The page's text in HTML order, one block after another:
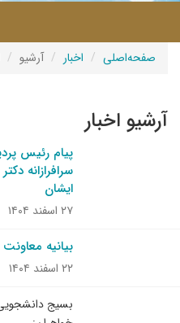
صفحه‌اصلی اخبار آرشیو
آرشیو اخبار
پیام رئیس
سرافرازانه
ایشان
۲۷ اسفند ۱۴۰۴
بیانیه
۲۲ اسفند ۱۴۰۴
بسیج